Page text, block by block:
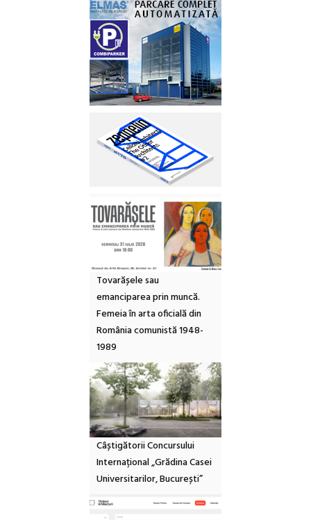
Tovarășele sau
emanciparea prin muncă.
Femeia în arta oficială din
România comunistă 1948-
1989
Câștigătorii Concursului
Internațional „Grădina Casei
Universitarilor, București”